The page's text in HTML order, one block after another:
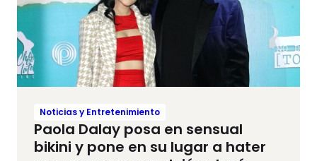
Noticias y Entretenimiento
Paola Dalay posa en sensual
bikini y pone en su lugar a hater